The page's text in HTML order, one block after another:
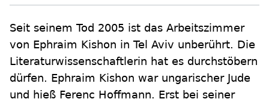
Seit seinem Tod 2005 ist das Arbeitszimmer
von Ephraim Kishon in Tel Aviv unberührt. Die
Literaturwissenschaftlerin hat es durchstöbern
dürfen. Ephraim Kishon war ungarischer Jude
und hieß Ferenc Hoffmann. Erst bei seiner